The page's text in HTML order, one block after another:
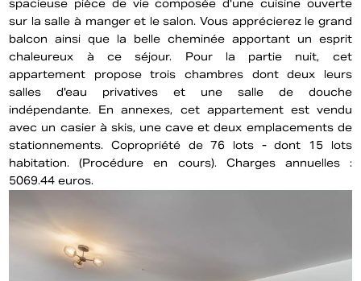
spacieuse pièce de vie composée d'une cuisine ouverte
sur la salle à manger et le salon. Vous apprécierez le grand
balcon ainsi que la belle cheminée apportant un esprit
chaleureux à ce séjour. Pour la partie nuit, cet
appartement propose trois chambres dont deux leurs
salles d'eau privatives et une salle de douche
indépendante. En annexes, cet appartement est vendu
avec un casier à skis, une cave et deux emplacements de
stationnements. Copropriété de 76 lots - dont 15 lots
habitation. (Procédure en cours). Charges annuelles :
5069.44 euros.